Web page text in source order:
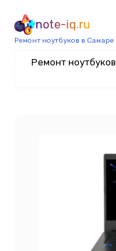
note-iq.ru
Ремонт ноутбуков в Самаре
Ремонт ноутбуков